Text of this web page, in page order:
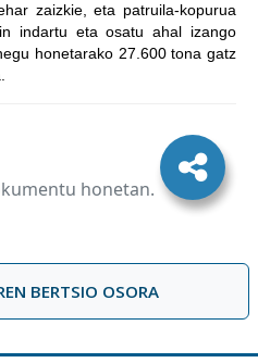
zaizkie, eta patruila-kopurua
indartu eta osatu ahal izango
honetarako 27.600 tona gatz
honetan.
BERTSIO OSORA